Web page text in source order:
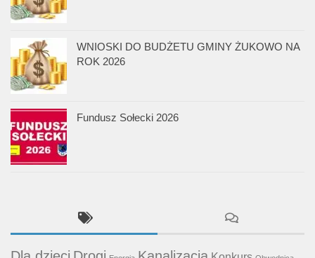
WNIOSKI DO BUDŻETU GMINY ŻUKOWO NA
ROK 2026
Fundusz Sołecki 2026